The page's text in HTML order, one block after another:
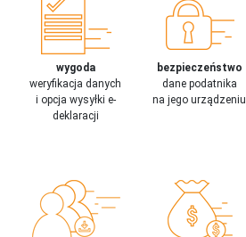
wygoda
weryfikacja danych
i opcja wysyłki e-
deklaracji
bezpieczeństwo
dane podatnika
na jego urządzeniu